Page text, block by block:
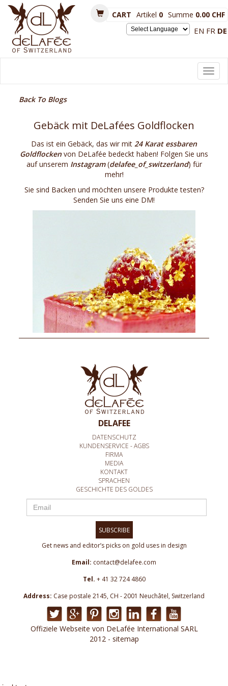
EN FR DE
CART Artikel 0 Summe 0.00 CHF
Back To Blogs
Gebäck mit DeLafées Goldflocken
Das ist ein Gebäck, das wir mit 24 Karat essbaren
Goldflocken von DeLafée bedeckt haben! Folgen Sie uns
auf unserem Instagram(delafee_of_switzerland) für
mehr!
Sie sind Backen und möchten unsere Produkte testen?
Senden Sie uns eine DM!
DELAFEE
DATENSCHUTZ
KUNDENSERVICE - AGBS
FIRMA
MEDIA
KONTAKT
SPRACHEN
GESCHICHTE DES GOLDES
SUBSCRIBE
Get news and editor’s picks on gold uses in design
Email: contact@delafee.com
Tel. + 41 32 724 4860
Address: Case postale 2145, CH - 2001 Neuchâtel, Switzerland
Offiziele Webseite von DeLafée International SARL
2012 - sitemap